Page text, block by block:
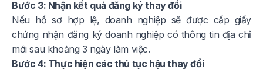
Bước 3: Nhận kết quả đăng ký thay đổi
Nếu hồ sơ hợp lệ, doanh nghiệp sẽ được cấp giấy
chứng nhận đăng ký doanh nghiệp có thông tin địa chỉ
mới sau khoảng 3 ngày làm việc.
Bước 4: Thực hiện các thủ tục hậu thay đổi